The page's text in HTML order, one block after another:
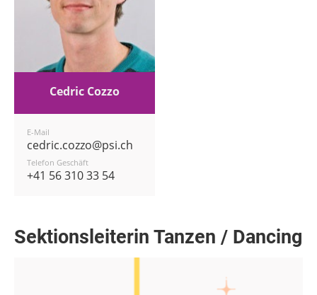
Cedric Cozzo
E-Mail
cedric.cozzo@psi.ch
Telefon Geschäft
+41 56 310 33 54
Sektionsleiterin Tanzen / Dancing